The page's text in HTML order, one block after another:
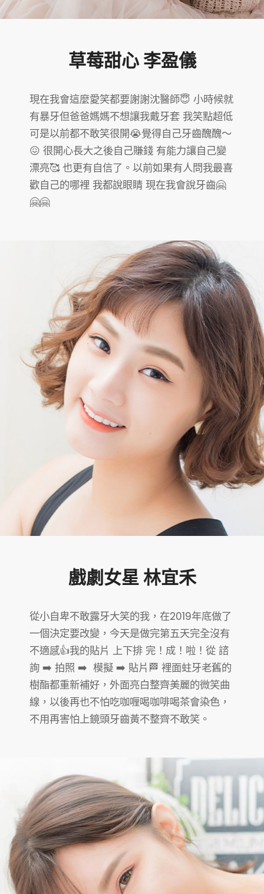
草莓甜心 李盈儀
現在我會這麼愛笑都要謝謝沈醫師😇 小時候就
有暴牙但爸爸媽媽不想讓我戴牙套 我笑點超低
可是以前都不敢笑很開😭覺得自己牙齒醜醜～
😖 很開心長大之後自己賺錢 有能力讓自己變
漂亮🥰 也更有自信了。以前如果有人問我最喜
歡自己的哪裡 我都說眼睛 現在我會說牙齒🤗
🤗🤗
戲劇女星 林宜禾
從小自卑不敢露牙大笑的我，在2019年底做了
一個決定要改變，今天是做完第五天完全沒有
不適感👍我的貼片 上下排 完！成！啦！從 諮
詢 ➡️ 拍照 ➡️ 模擬 ➡️ 貼片🏁 裡面蛀牙老舊的
樹酯都重新補好，外面亮白整齊美麗的微笑曲
線，以後再也不怕吃咖喱喝咖啡喝茶會染色，
不用再害怕上鏡頭牙齒黃不整齊不敢笑。